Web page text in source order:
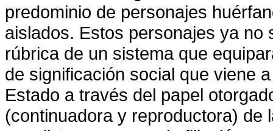
predominio de personajes
aislados. Estos personajes ya no
rúbrica de un sistema que
de significación social que viene
Estado a través del papel
(continuadora y reproductora) de